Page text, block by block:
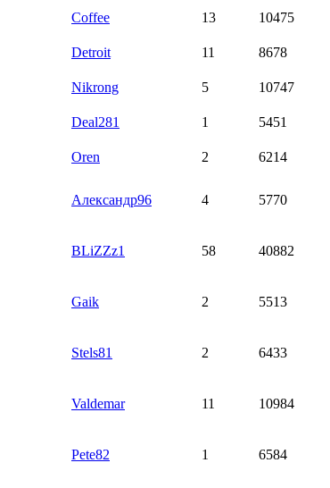
Coffee 13 10475
Detroit 11 8678
Nikrong 5 10747
Deal281 1 5451
Oren 2 6214
Александр96 4 5770
BLiZZz1 58 40882
Gaik 2 5513
Stels81 2 6433
Valdemar 11 10984
Pete82 1 6584